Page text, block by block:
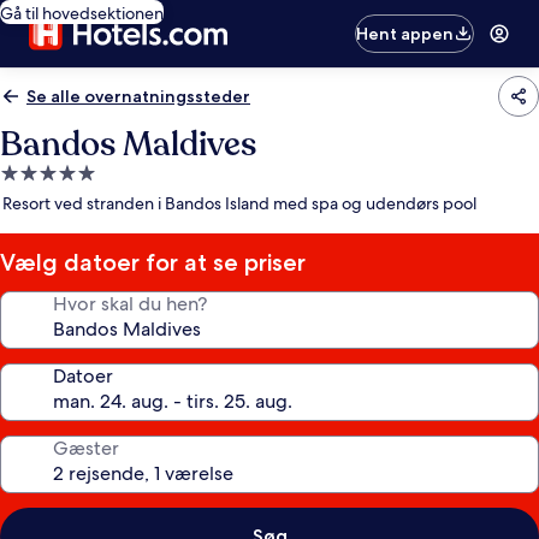
Gå til hovedsektionen
Hent appen
Se alle overnatningssteder
Bandos Maldives
5.0-
stjernet
Resort ved stranden i Bandos Island med spa og udendørs pool
Vælg datoer for at se priser
Hvor skal du hen?
Datoer
Gæster